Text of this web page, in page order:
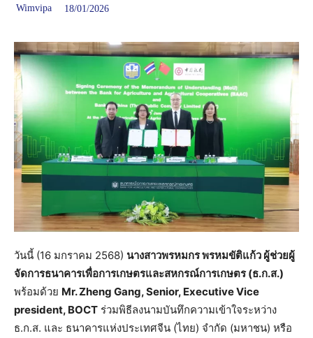
Wimvipa 18/01/2026
วันนี้ (16 มกราคม 2568) นางสาวพรหมกร พรหมขัติแก้ว ผู้ช่วยผู้
จัดการธนาคารเพื่อการเกษตรและสหกรณ์การเกษตร (ธ.ก.ส.)
พร้อมด้วย Mr. Zheng Gang, Senior, Executive Vice
president, BOCT ร่วมพิธีลงนามบันทึกความเข้าใจระหว่าง
ธ.ก.ส. และ ธนาคารแห่งประเทศจีน (ไทย) จำกัด (มหาชน) หรือ